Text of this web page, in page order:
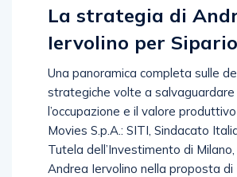
La strategia di
Iervolino per
Una panoramica completa sulle
strategiche volte a salvaguardare
l’occupazione e il valore
Movies S.p.A.: SITI, Sindacato
Tutela dell’Investimento di
Andrea Iervolino nella proposta di